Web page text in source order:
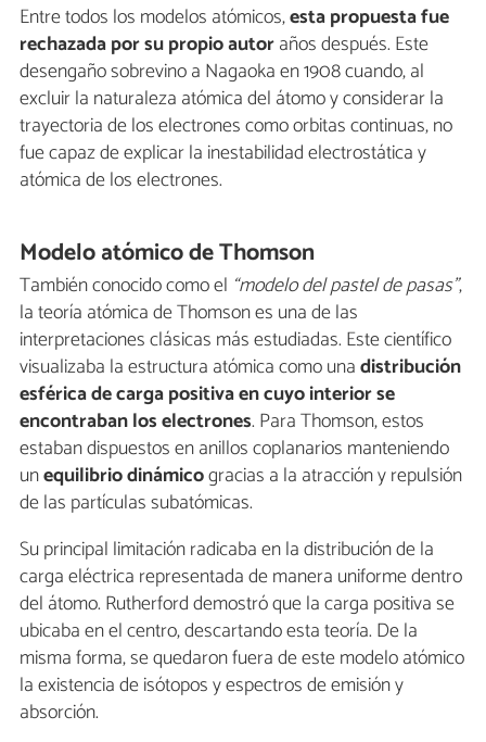
Entre todos los modelos atómicos,esta propuesta fue
rechazada por su propio autoraños después. Este
desengaño sobrevino a Nagaoka en 1908 cuando, al
excluir la naturaleza atómica del átomo y considerar la
trayectoria de los electrones como orbitas continuas, no
fue capaz de explicar la inestabilidad electrostática y
atómica de los electrones.
Modelo atómico de Thomson
También conocido como el “modelo del pastel de pasas”,
la teoría atómica de Thomson es una de las
interpretaciones clásicas más estudiadas. Este científico
visualizaba la estructura atómica como unadistribución
esférica de carga positiva en cuyo interior se
encontraban los electrones. Para Thomson, estos
estaban dispuestos en anillos coplanarios manteniendo
unequilibrio dinámicogracias a la atracción y repulsión
de las partículas subatómicas.
Su principal limitación radicaba en la distribución de la
carga eléctrica representada de manera uniforme dentro
del átomo. Rutherford demostró que la carga positiva se
ubicaba en el centro, descartando esta teoría. De la
misma forma, se quedaron fuera de este modelo atómico
la existencia de isótopos y espectros de emisión y
absorción.